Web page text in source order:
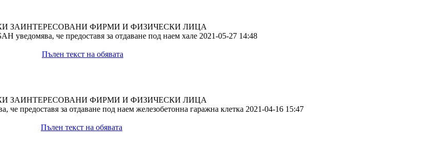
ЗАИНТЕРЕСОВАНИ ФИРМИ И ФИЗИЧЕСКИ ЛИЦА
уведомява, че предоставя за отдаване под наем хале 2021-05-27 14:48
Пълен текст на обявата
ЗАИНТЕРЕСОВАНИ ФИРМИ И ФИЗИЧЕСКИ ЛИЦА
предоставя за отдаване под наем железобетонна гаражна клетка 2021-04-16 15:47
Пълен текст на обявата